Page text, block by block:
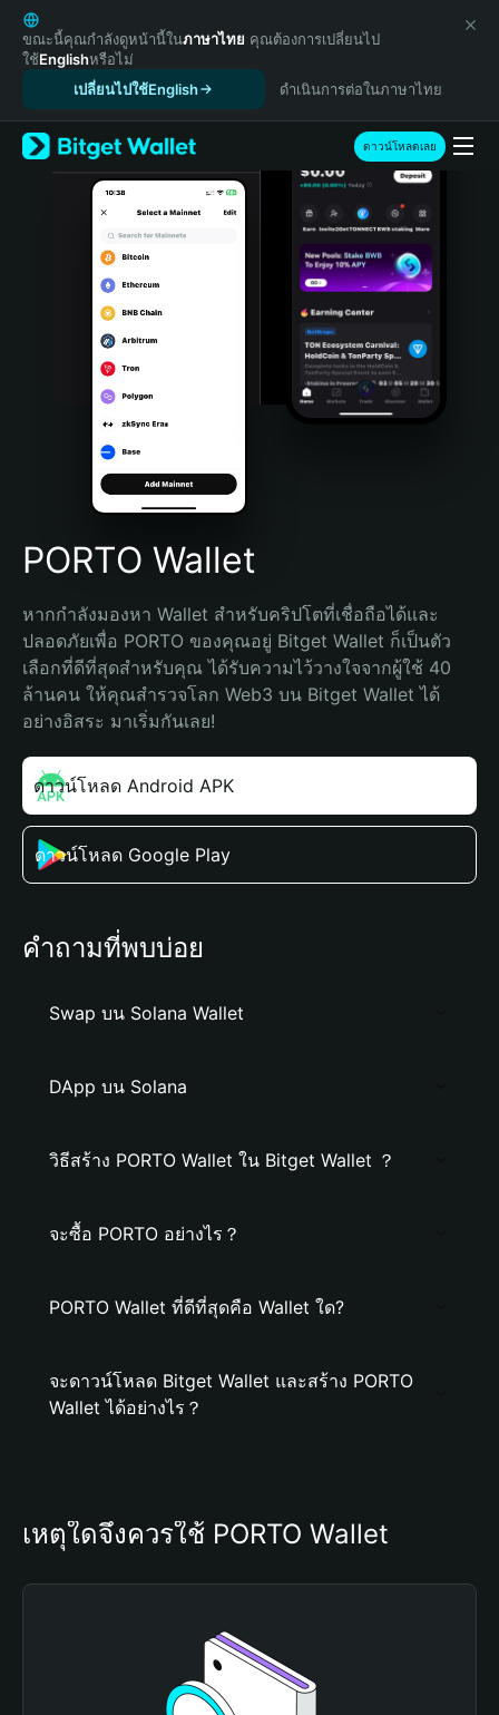
English
日本語
Tiếng Việt
Español (Latinoamérica)
Türkçe
Italiano
Português (Portugal)
Bahasa Indonesia
Português (Brasil)
Español (Argentina)
ขณะนี้คุณกำลังดูหน้านี้ในภาษาไทย คุณต้องการเปลี่ยนไป
ใช้Englishหรือไม่
เปลี่ยนไปใช้English
ดำเนินการต่อในภาษาไทย
ดาวน์โหลดเลย
PORTO Wallet
หากกำลังมองหา Wallet สำหรับคริปโตที่เชื่อถือได้และ
ปลอดภัยเพื่อ PORTO ของคุณอยู่ Bitget Wallet ก็เป็นตัว
เลือกที่ดีที่สุดสำหรับคุณ ได้รับความไว้วางใจจากผู้ใช้ 40
ล้านคน ให้คุณสำรวจโลก Web3 บน Bitget Wallet ได้
อย่างอิสระ มาเริ่มกันเลย!
ดาวน์โหลด Android APK
ดาวน์โหลด Google Play
คำถามที่พบบ่อย
Swap บน Solana Wallet
DApp บน Solana
วิธีสร้าง PORTO Wallet ใน Bitget Wallet ？
จะซื้อ PORTO อย่างไร？
PORTO Wallet ที่ดีที่สุดคือ Wallet ใด?
จะดาวน์โหลด Bitget Wallet และสร้าง PORTO
Wallet ได้อย่างไร？
เหตุใดจึงควรใช้ PORTO Wallet